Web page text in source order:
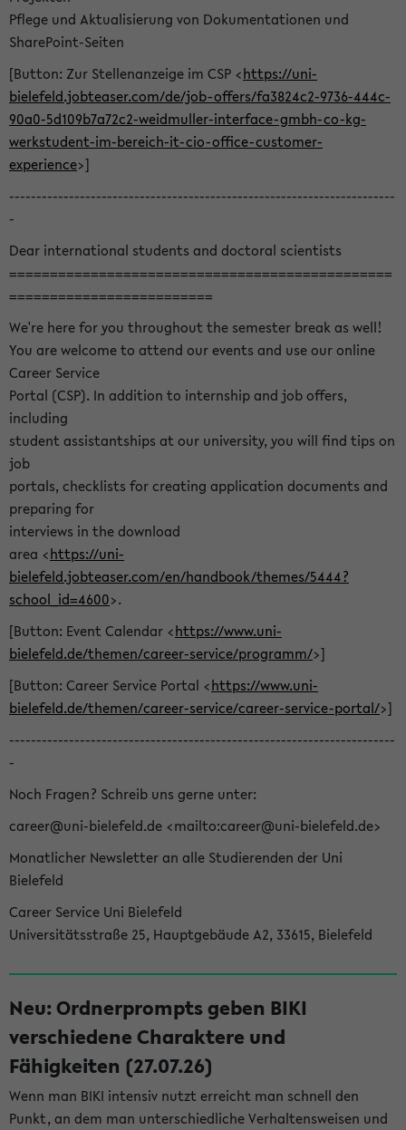
Pflege und Aktualisierung von Dokumentationen und
SharePoint-Seiten
[Button: Zur Stellenanzeige im CSP <https://uni-
bielefeld.jobteaser.com/de/job-offers/fa3824c2-9736-444c-
90a0-5d109b7a72c2-weidmuller-interface-gmbh-co-kg-
werkstudent-im-bereich-it-cio-office-customer-
experience>]
-----------------------------------------------------------------------
-
Dear international students and doctoral scientists
===============================================
=========================
We're here for you throughout the semester break as well!
You are welcome to attend our events and use our online
Career Service
Portal (CSP). In addition to internship and job offers,
including
student assistantships at our university, you will find tips on
job
portals, checklists for creating application documents and
preparing for
interviews in the download
area <https://uni-
bielefeld.jobteaser.com/en/handbook/themes/5444?
school_id=4600>.
[Button: Event Calendar <https://www.uni-
bielefeld.de/themen/career-service/programm/>]
[Button: Career Service Portal <https://www.uni-
bielefeld.de/themen/career-service/career-service-portal/>]
-----------------------------------------------------------------------
-
Noch Fragen? Schreib uns gerne unter:
career@uni-bielefeld.de <mailto:career@uni-bielefeld.de>
Monatlicher Newsletter an alle Studierenden der Uni
Bielefeld
Career Service Uni Bielefeld
Universitätsstraße 25, Hauptgebäude A2, 33615, Bielefeld
Neu: Ordnerprompts geben BIKI
verschiedene Charaktere und
Fähigkeiten (27.07.26)
Wenn man BIKI intensiv nutzt erreicht man schnell den
Punkt, an dem man unterschiedliche Verhaltensweisen und